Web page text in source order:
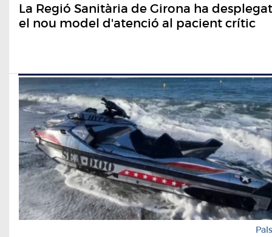
La Regió Sanitària de Girona ha desplegat
el nou model d'atenció al pacient crític
Pals